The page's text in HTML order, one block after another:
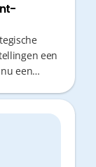
een
een
advies